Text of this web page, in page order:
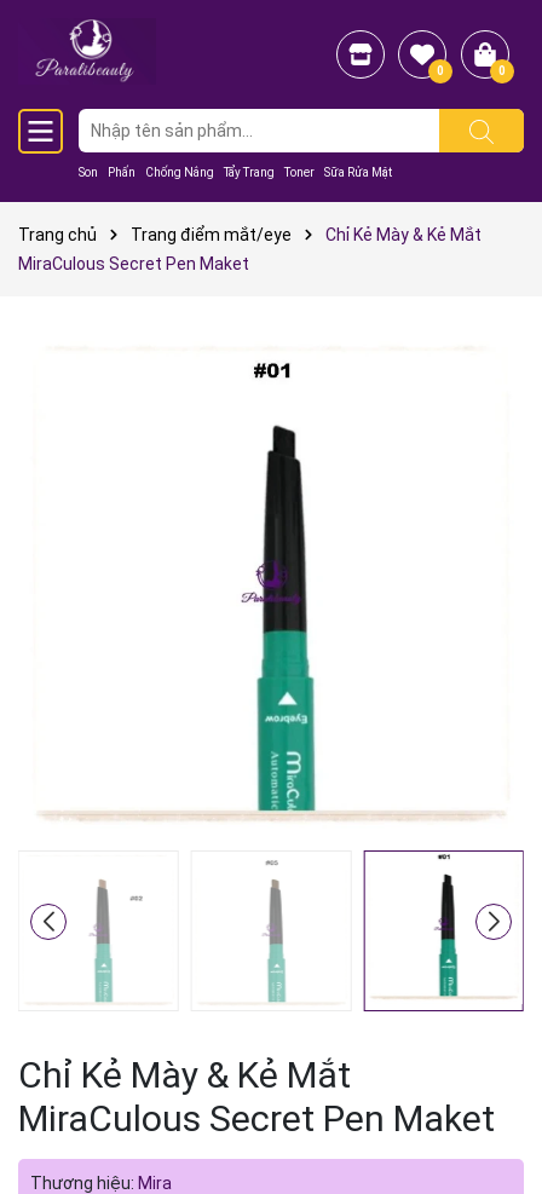
Son Phấn Chống Nắng Tẩy Trang Toner Sữa Rửa Mặt
0 0
Trang chủ Trang điểm mắt/eye
Chỉ Kẻ Mày & Kẻ Mắt
MiraCulous Secret Pen Maket
Chỉ Kẻ Mày & Kẻ Mắt
MiraCulous Secret Pen Maket
Thương hiệu: Mira
Mã giảm giá: